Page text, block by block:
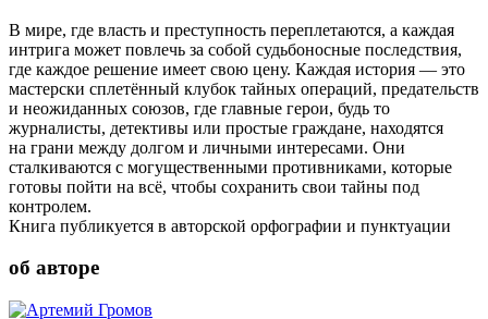
В мире, где власть и преступность переплетаются, а каждая
интрига может повлечь за собой судьбоносные последствия,
где каждое решение имеет свою цену. Каждая история — это
мастерски сплетённый клубок тайных операций, предательств
и неожиданных союзов, где главные герои, будь то
журналисты, детективы или простые граждане, находятся
на грани между долгом и личными интересами. Они
сталкиваются с могущественными противниками, которые
готовы пойти на всё, чтобы сохранить свои тайны под
контролем.
Книга публикуется в авторской орфографии и пунктуации
об авторе